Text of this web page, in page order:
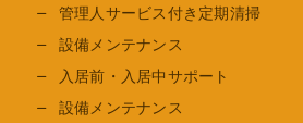
管理人サービス付き定期清掃
設備メンテナンス
入居前・入居中サポート
設備メンテナンス